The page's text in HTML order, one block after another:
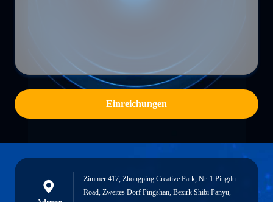
Einreichungen
Zimmer 417, Zhongping Creative Park, Nr. 1 Pingdu
Road, Zweites Dorf Pingshan, Bezirk Shibi Panyu,